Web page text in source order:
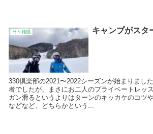
日々雑感 キャンプがスタ
330倶楽部の2021〜2022シーズンが始まりまし
者でしたが、まさにお二人のプライベートレッ
ガン滑るというよりはターンのキッカケのコツ
などなど、どちらかという...